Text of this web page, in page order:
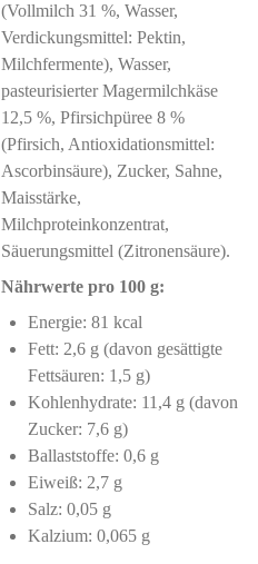
(Vollmilch 31 %, Wasser,
Verdickungsmittel: Pektin,
Milchfermente), Wasser,
pasteurisierter Magermilchkäse
12,5 %, Pfirsichpüree 8 %
(Pfirsich, Antioxidationsmittel:
Ascorbinsäure), Zucker, Sahne,
Maisstärke,
Milchproteinkonzentrat,
Säuerungsmittel (Zitronensäure).
Nährwerte pro 100 g:
Energie: 81 kcal
Fett: 2,6 g (davon gesättigte
Fettsäuren: 1,5 g)
Kohlenhydrate: 11,4 g (davon
Zucker: 7,6 g)
Ballaststoffe: 0,6 g
Eiweiß: 2,7 g
Salz: 0,05 g
Kalzium: 0,065 g